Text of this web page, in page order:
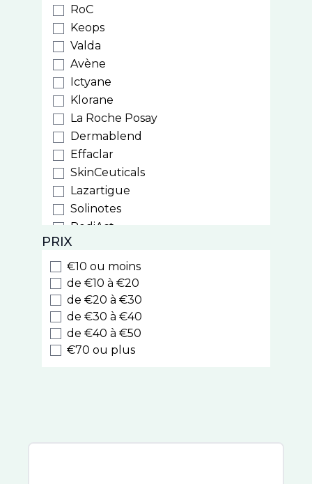
RoC
Keops
Valda
Avène
Ictyane
Klorane
La Roche Posay
Dermablend
Effaclar
SkinCeuticals
Lazartigue
Solinotes
PediAct
PiLeJe
Phytostandard
Arkopharma
Laboratoires du Dr J. Lefèvre
Iphym
Cinq sur Cinq
PhytoResearch
Nutrisanté
PRIX
€10 ou moins
de €10 à €20
de €20 à €30
de €30 à €40
de €40 à €50
€70 ou plus